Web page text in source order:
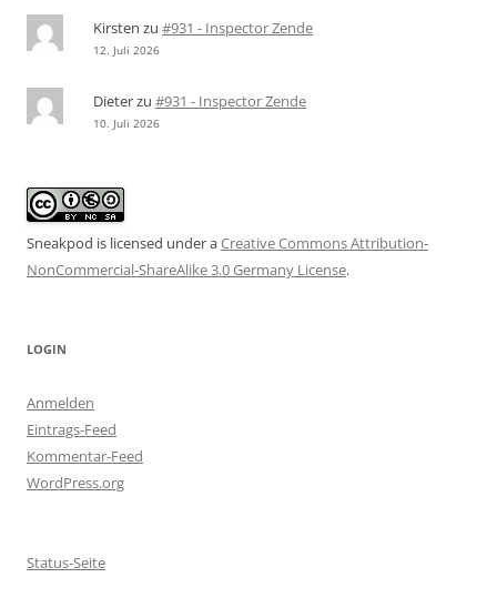
Kirsten zu #931 - Inspector Zende
12. Juli 2026
Dieterzu #931 - Inspector Zende
10. Juli 2026
Sneakpod is licensed under aCreative Commons Attribution-
NonCommercial-ShareAlike 3.0 Germany License.
LOGIN
Anmelden
Eintrags-Feed
Kommentar-Feed
WordPress.org
Status-Seite